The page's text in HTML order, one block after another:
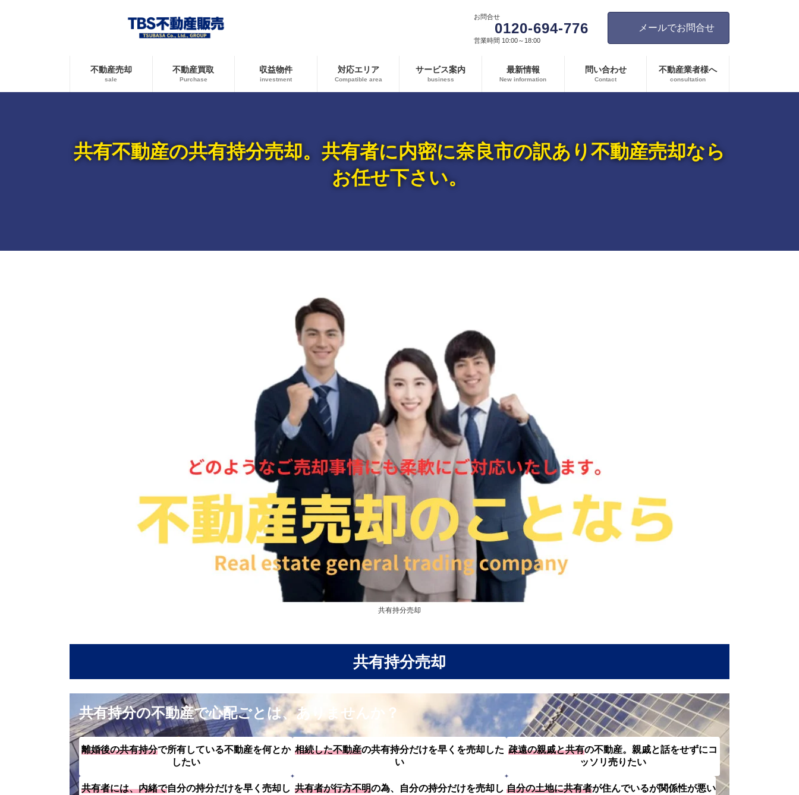
キ
に
お問合せ
0120-694-776
営業時間 10:00～18:00
メールでお問合せ
不動産売却
sale
不動産買取
Purchase
収益物件
investment
対応エリア
Compatible area
サービス案内
business
最新情報
New information
問い合わせ
Contact
不動産業者様へ
consultation
共有不動産の共有持分売却。共有者に内密に奈良市の訳あり不動産売却なら
お任せ下さい。
共有持分売却
共有持分売却
共有持分の不動産で心配ごとは、ありませんか？
離婚後の共有持分で所有している不動産を何とか
したい
相続した不動産の共有持分だけを早くを売却した
い
疎遠の親戚と共有の不動産。親戚と話をせずにコ
ッソリ売りたい
共有者には、内緒で自分の持分だけを早く売却し 共有者が行方不明の為、自分の持分だけを売却し 自分の土地に共有者が住んでいるが関係性が悪い